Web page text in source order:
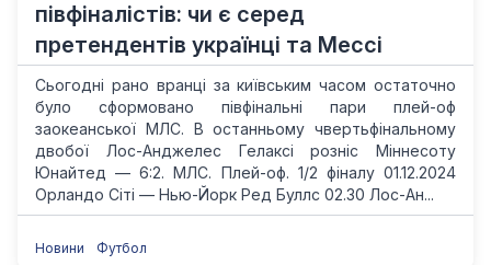
півфіналістів: чи є серед
претендентів українці та Мессі
Сьогодні рано вранці за київським часом остаточно
було сформовано півфінальні пари плей-оф
заокеанської МЛС. В останньому чвертьфінальному
двобої Лос-Анджелес Гелаксі розніс Міннесоту
Юнайтед — 6:2. МЛС. Плей-оф. 1/2 фіналу 01.12.2024
Орландо Сіті — Нью-Йорк Ред Буллс 02.30 Лос-Ан...
Новини Футбол